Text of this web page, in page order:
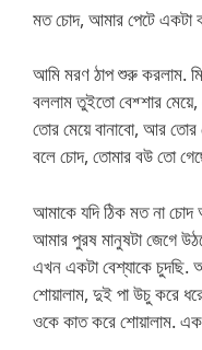
মত চোদ, আমার পেটে একটা
আমি মরণ ঠাপ শুরু করলাম.
বললাম তুইতো বেশ্শার
তোর মেয়ে বানাবো, আর
বলে চোদ, তোমার বউ তো
আমাকে যদি ঠিক মত না
আমার পুরষ মানুষটা জেগে
এখন একটা বেশ্যাকে চুদছি.
শোয়ালাম, দুই পা উচু করে
ওকে কাত করে শোয়ালাম.